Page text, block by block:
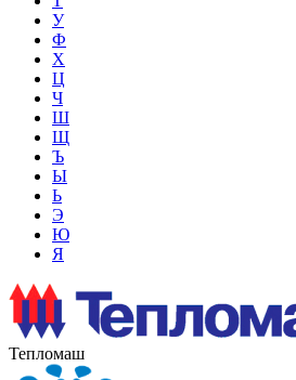
У
Ф
Х
Ц
Ч
Ш
Щ
Ъ
Ы
Ь
Э
Ю
Я
Тепломаш